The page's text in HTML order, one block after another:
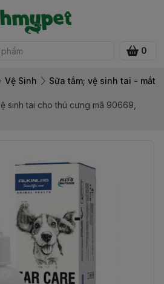
0
Vệ Sinh Sữa tắm; vệ sinh tai - mắt
sinh tai cho thú cưng mã 90669,